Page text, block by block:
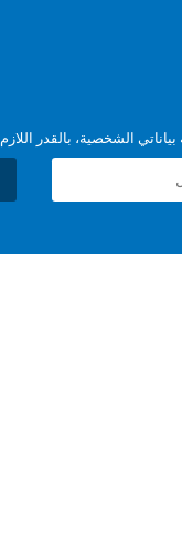
الشخصية، بالقدر